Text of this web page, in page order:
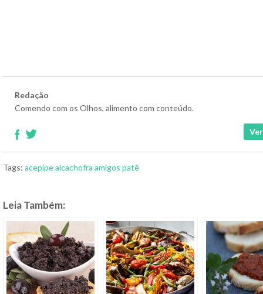
Redação
Comendo com os Olhos, alimento com conteúdo.
Tags: acepipealcachofra amigos patê
Leia Também: